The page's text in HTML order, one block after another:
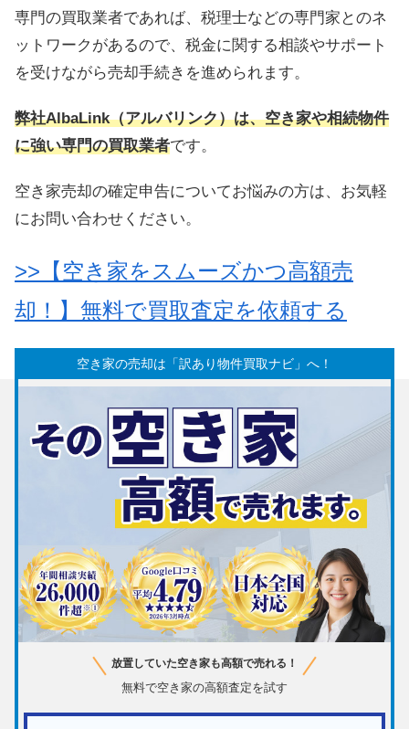
専門の買取業者であれば、税理士などの専門家とのネ
ットワークがあるので、税金に関する相談やサポート
を受けながら売却手続きを進められます。
弊社AlbaLink（アルバリンク）は、空き家や相続物件
に強い専門の買取業者です。
空き家売却の確定申告についてお悩みの方は、お気軽
にお問い合わせください。
>>【空き家をスムーズかつ高額売
却！】無料で買取査定を依頼する
空き家の売却は「訳あり物件買取ナビ」へ！
放置していた空き家も高額で売れる！
無料で空き家の高額査定を試す